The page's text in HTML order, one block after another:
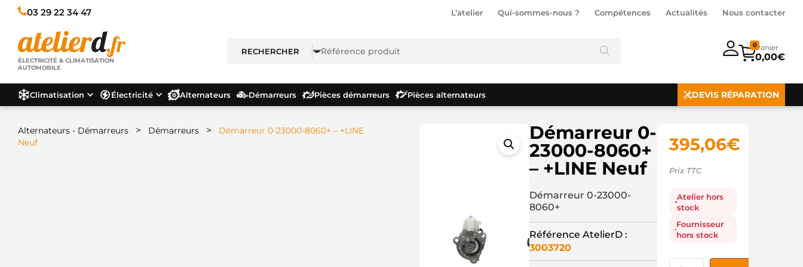
03 29 22 34 47 L’atelier Qui-sommes-nous ? Compétences Actualités Nous contacter
ÉLECTRICITÉ & CLIMATISATION
AUTOMOBILE
0,00€
0
Climatisation Électricité Alternateurs Démarreurs Pièces démarreurs Pièces alternateurs DEVIS RÉPARATION
Alternateurs - Démarreurs > Démarreurs >
Démarreur 0-23000-8060+ – +LINE
Neuf
Démarreur 0-
23000-8060+
– +LINE Neuf
Démarreur 0-23000-
8060+
Référence AtelierD :
3003720
395,06€
Prix TTC
Atelier hors
stock
Fournisseur
hors stock